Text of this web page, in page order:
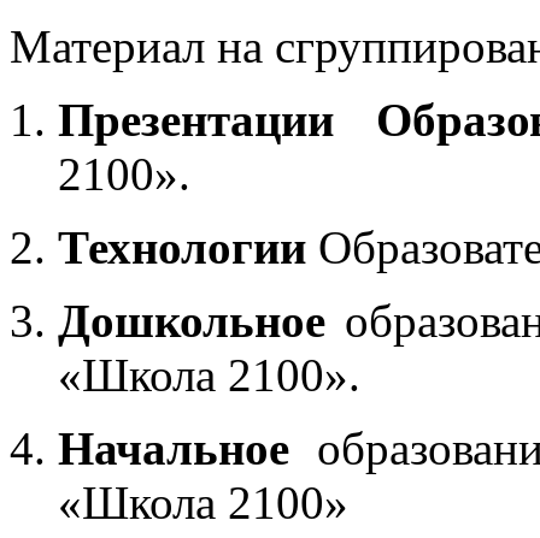
Материал на
Презентации
2100».
Технологии
Дошкольное
«Школа 2100».
Начальное
«Школа 2100»